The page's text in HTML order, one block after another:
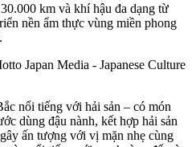
km và khí hậu đa dạng từ
nền ẩm thực vùng miền phong
nổi tiếng với hải sản – có món
dùng đậu nành, kết hợp hải sản
ấn tượng với vị mặn nhẹ cùng